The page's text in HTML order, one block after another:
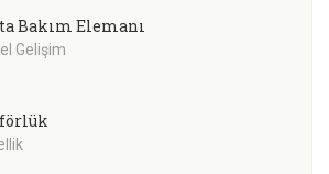
Bakım Elemanı
Gelişim